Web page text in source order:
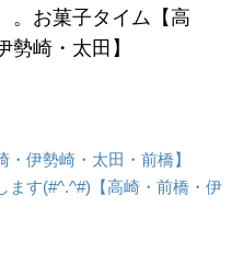
。お菓子タイム【高
勢崎・太田】
伊勢崎・太田・前橋】
ます(#^.^#)【高崎・前橋・伊